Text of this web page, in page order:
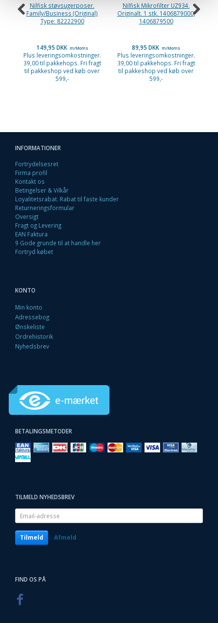
Nilfisk støvsugerposer.
Family/Business (Original)
Type: 82222900
149,95 DKK m/Moms
Plus leveringsomkostninger.
39,00 til pakkehops. Fri fragt
til pakkeshop ved køb over
599,-
Nilfisk Mikrofilter UZ934.
Originalt. 1 stk. 1406879000,
1406879500
89,95 DKK m/Moms
Plus leveringsomkostninger.
39,00 til pakkehops. Fri fragt
til pakkeshop ved køb over
599,-
INFORMATIONER
Fortrydelsesret
Firma profil
Kontakt os
Betingelser & Vilkår
Loyalitetsrabat. Rabat til faste kunder
Returneringsformular
Oversigt
Fragt og Levering
EAN Faktura
9 Gode grunde til at handle her
Fortryd købet
KONTO
Min konto
Adressebog
Ønskeliste
Ordrehistorik
Nyhedsbrev
BETALINGSMETODER
TILMELD NYHEDSBREV
Email-
adresse
Tilmeld Afmeld
FIND OS PÅ